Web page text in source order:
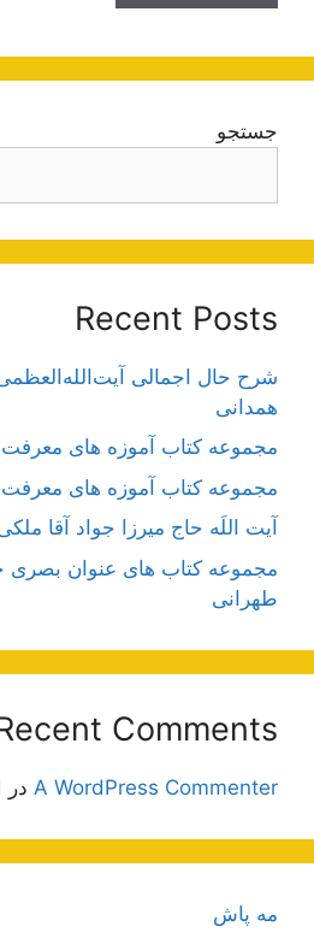
جستجو
Recent Posts
شرح حال اجمالی
همدانی
مجموعه کتاب آموزه های معرفت
مجموعه کتاب آموزه های معرفت
آیت اللَه حاج میرزا جواد آقا
مجموعه کتاب های عنوان بصری
طهرانی
Comments
A WordPress Commenter در
مه پاش